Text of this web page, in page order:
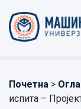
Почетна >
испита –